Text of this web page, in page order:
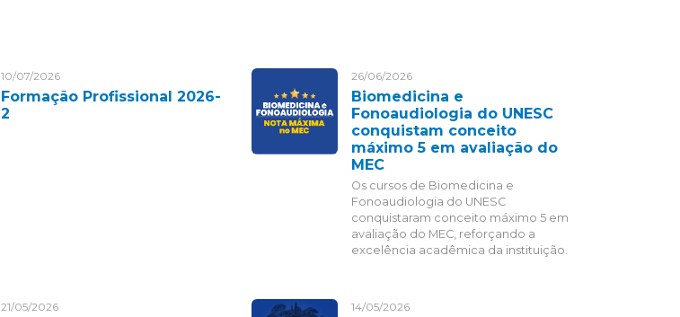
10/07/2026
Formação Profissional 2026-
2
26/06/2026
Biomedicina e
Fonoaudiologia do UNESC
conquistam conceito
máximo 5 em avaliação do
MEC
Os cursos de Biomedicina e
Fonoaudiologia do UNESC
conquistaram conceito máximo 5 em
avaliação do MEC, reforçando a
excelência acadêmica da instituição.
21/05/2026 14/05/2026